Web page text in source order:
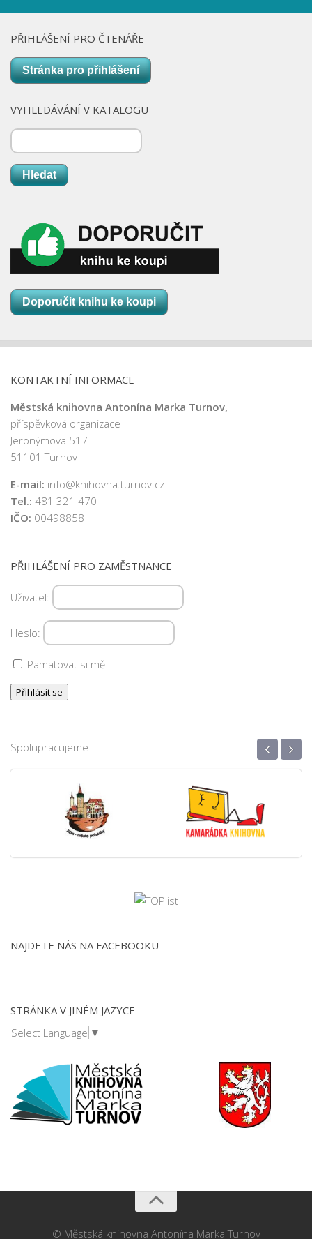
PŘIHLÁŠENÍ PRO ČTENÁŘE
Stránka pro přihlášení
VYHLEDÁVÁNÍ V KATALOGU
Hledat
Doporučit knihu ke koupi
KONTAKTNÍ INFORMACE
Městská knihovna Antonína Marka Turnov,
příspěvková organizace
Jeronýmova 517
51101 Turnov
E-mail: info@knihovna.turnov.cz
Tel.: 481 321 470
IČO: 00498858
PŘIHLÁŠENÍ PRO ZAMĚSTNANCE
Uživatel:
Heslo:
Pamatovat si mě
Spolupracujeme ‹ ›
NAJDETE NÁS NA FACEBOOKU
STRÁNKA V JINÉM JAZYCE
Select Language ▼
© Městská knihovna Antonína Marka Turnov